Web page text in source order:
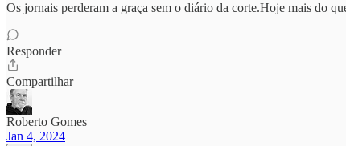
Os jornais perderam a graça sem o diário da corte.Hoje mais do
Responder
Compartilhar
Roberto Gomes
Jan 4, 2024